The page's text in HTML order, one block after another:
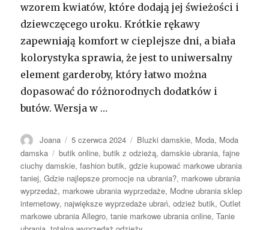
wzorem kwiatów, które dodają jej świeżości i
dziewczęcego uroku. Krótkie rękawy
zapewniają komfort w cieplejsze dni, a biała
kolorystyka sprawia, że jest to uniwersalny
element garderoby, który łatwo można
dopasować do różnorodnych dodatków i
butów. Wersja w …
Autor
Joana Opublikowano
5 czerwca 2024 Kategorie
Bluzki damskie, Moda, Moda
damska
Tagi
butik online,butik z odzieżą,damskie ubrania,fajne
ciuchy damskie,fashion butik,gdzie kupować markowe ubrania
taniej,Gdzie najlepsze promocje na ubrania?, markowe ubrania
wyprzedaż, markowe ubrania wyprzedaże, Modne ubrania sklep
internetowy, największe wyprzedaże ubrań,odzież butik,Outlet
markowe ubrania Allegro,tanie markowe ubrania online,Tanie